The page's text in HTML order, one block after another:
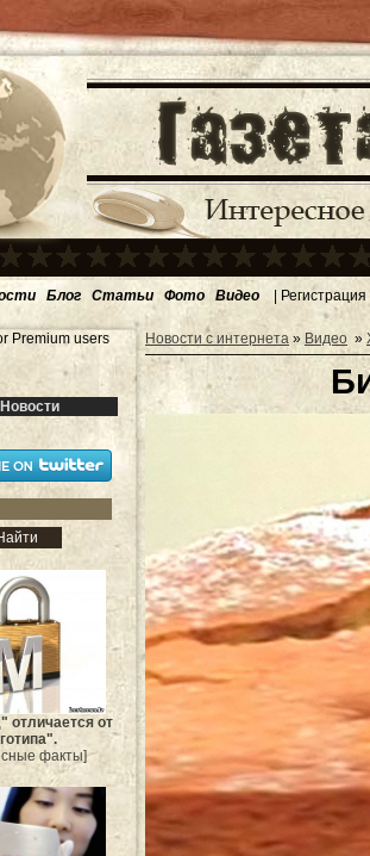
Блог Статьи Фото Видео | Регистрация
Premium users
отличается от
факты]
Новости с интернета » Видео »